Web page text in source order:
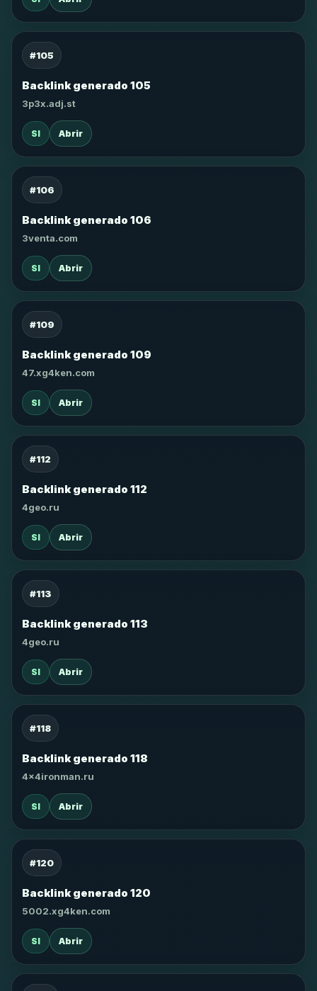
#105
Backlink generado 105
3p3x.adj.st
SI Abrir
#106
Backlink generado 106
3venta.com
SI Abrir
#109
Backlink generado 109
47.xg4ken.com
SI Abrir
#112
Backlink generado 112
4geo.ru
SI Abrir
#113
Backlink generado 113
4geo.ru
SI Abrir
#118
Backlink generado 118
4x4ironman.ru
SI Abrir
#120
Backlink generado 120
5002.xg4ken.com
SI Abrir